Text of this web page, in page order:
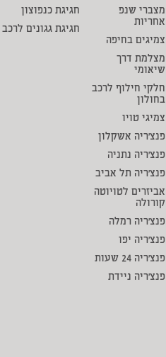
מצברי שנפ
אחריות
צמיגים בחיפה
מצלמת דרך
שיאומי
חלקי חילוף לרכב
בחולון
צמיגי טויו
פנצ'ריה אשקלון
פנצ'ריה נתניה
פנצ'ריה תל אביב
אביזרים לטויוטה
קורולה
פנצ'ריה רמלה
פנצ'ריה יפו
פנצ'ריה 24 שעות
פנצ'ריה ניידת
חגיגת כנפוצון
חגיגת גגונים לרכב